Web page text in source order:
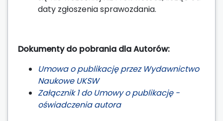
daty zgłoszenia sprawozdania.
Dokumenty do pobrania dla Autorów:
Umowa o publikację przez Wydawnictwo
Naukowe UKSW
Załącznik 1 do Umowy o publikację -
oświadczenia autora